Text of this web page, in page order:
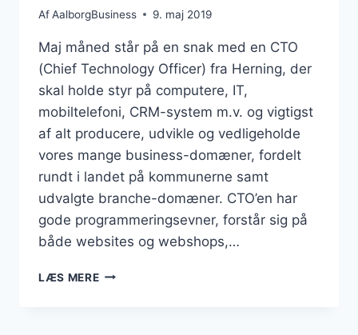
AfAalborgBusiness 9. maj 2019
Maj måned står på en snak med en CTO
(Chief Technology Officer) fra Herning, der
skal holde styr på computere, IT,
mobiltelefoni, CRM-system m.v. og vigtigst
af alt producere, udvikle og vedligeholde
vores mange business-domæner, fordelt
rundt i landet på kommunerne samt
udvalgte branche-domæner. CTO’en har
gode programmeringsevner, forstår sig på
både websites og webshops,…
LÆS MERECTO